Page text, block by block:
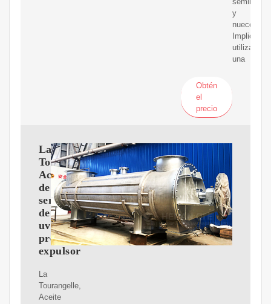
y
nueces.
Implica
utilizar
una
Obtén
el
precio
La
Tourangelle,
Aceite
de
semilla
de
uva
prensada
expulsor
La
Tourangelle,
Aceite